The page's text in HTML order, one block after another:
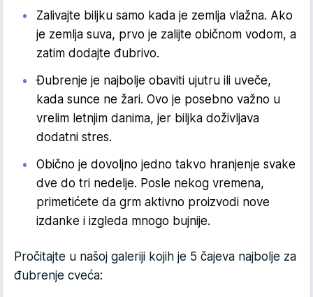
Zalivajte biljku samo kada je zemlja vlažna. Ako
je zemlja suva, prvo je zalijte običnom vodom, a
zatim dodajte đubrivo.
Đubrenje je najbolje obaviti ujutru ili uveče,
kada sunce ne žari. Ovo je posebno važno u
vrelim letnjim danima, jer biljka doživljava
dodatni stres.
Obično je dovoljno jedno takvo hranjenje svake
dve do tri nedelje. Posle nekog vremena,
primetićete da grm aktivno proizvodi nove
izdanke i izgleda mnogo bujnije.
Pročitajte u našoj galeriji kojih je 5 čajeva najbolje za
đubrenje cveća: